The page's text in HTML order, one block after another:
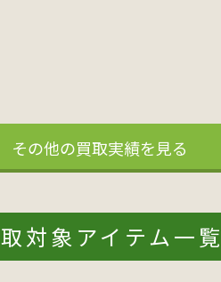
その他の買取実績を見る
対象アイテム一覧